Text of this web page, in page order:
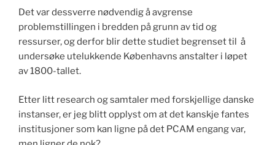
Det var dessverre nødvendig å avgrense
problemstillingen i bredden på grunn av tid og
ressurser, og derfor blir dette studiet begrenset til å
undersøke utelukkende Københavns anstalter i løpet
av 1800-tallet.
Etter litt research og samtaler med forskjellige danske
instanser, er jeg blitt opplyst om at det kanskje fantes
institusjoner som kan ligne på det PCAM engang var,